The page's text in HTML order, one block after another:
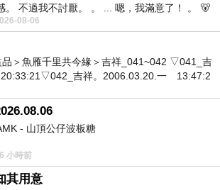
。 不過我不討厭。 。 ... 嗯，我滿意了！ 。 🐻
中08-06
＞魚雁千里共今緣＞吉祥_041~042 ▽041_吉
吉祥。2006.03.20.一 13:47:2
- 山頂公仔波板糖
小時前
其用意